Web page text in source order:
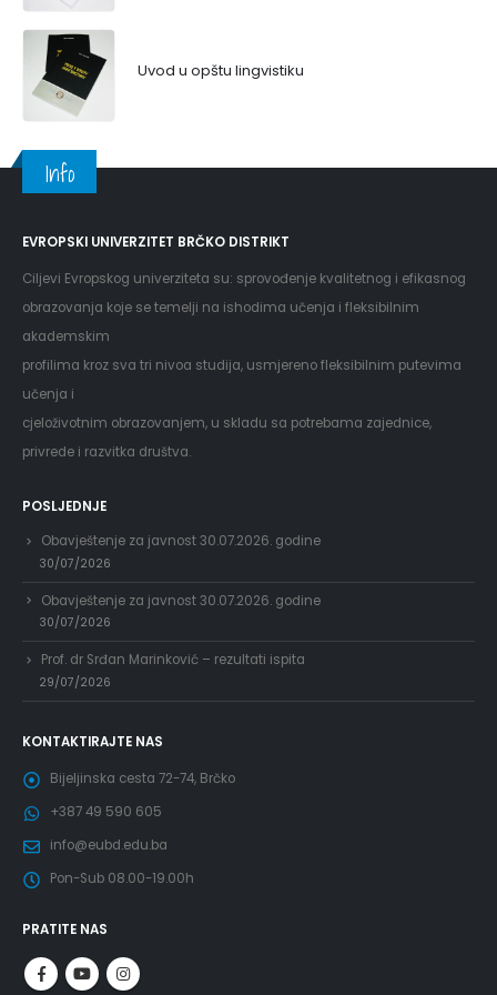
Uvod u opštu lingvistiku
Info
EVROPSKI UNIVERZITET BRČKO DISTRIKT
Ciljevi Evropskog univerziteta su: sprovođenje kvalitetnog i efikasnog
obrazovanja koje se temelji na ishodima učenja i fleksibilnim
akademskim
profilima kroz sva tri nivoa studija, usmjereno fleksibilnim putevima
učenja i
cjeloživotnim obrazovanjem, u skladu sa potrebama zajednice,
privrede i razvitka društva.
POSLJEDNJE
Obavještenje za javnost 30.07.2026. godine
30/07/2026
Obavještenje za javnost 30.07.2026. godine
30/07/2026
Prof. dr Srđan Marinković – rezultati ispita
29/07/2026
KONTAKTIRAJTE NAS
Bijeljinska cesta 72-74, Brčko
+387 49 590 605
info@eubd.edu.ba
Pon-Sub 08.00-19.00h
PRATITE NAS